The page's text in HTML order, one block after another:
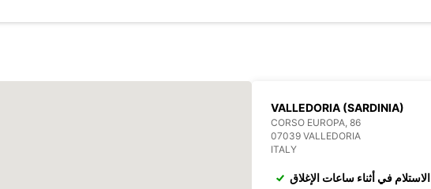
VALLEDORIA (SARDINIA)
CORSO EUROPA, 86
07039 VALLEDORIA
ITALY
الاستلام في أثناء ساعات الإغلاق